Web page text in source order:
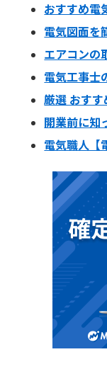
おすすめ電
電気図面を
エアコンの
電気工事士
厳選 おす
開業前に知
電気職人【